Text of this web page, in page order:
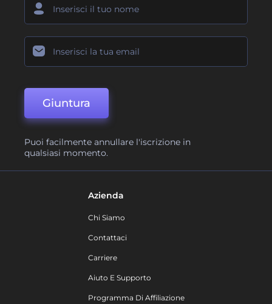
Giuntura
Puoi facilmente annullare l'iscrizione in
qualsiasi momento.
Azienda
Chi Siamo
Contattaci
Carriere
Aiuto E Supporto
Programma Di Affiliazione